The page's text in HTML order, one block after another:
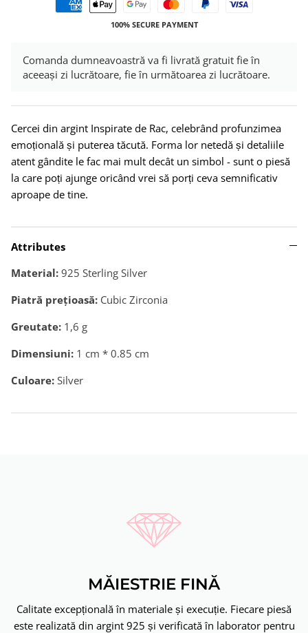
100% SECURE PAYMENT
Comanda dumneavoastră va fi livrată gratuit fie în
aceeași zi lucrătoare, fie în următoarea zi lucrătoare.
Cercei din argint Inspirate de Rac, celebrând profunzimea
emoțională și puterea tăcută. Forma lor netedă și detaliile
atent gândite le fac mai mult decât un simbol - sunt o piesă
la care poți ajunge oricând vrei să porți ceva semnificativ
aproape de tine.
Attributes
Material: 925 Sterling Silver
Piatră preţioasă: Cubic Zirconia
Greutate: 1,6 g
Dimensiuni: 1 cm * 0.85 cm
Culoare: Silver
MĂIESTRIE FINĂ
Calitate excepțională în materiale și execuție. Fiecare piesă
este realizată din argint 925 și verificată în laborator pentru